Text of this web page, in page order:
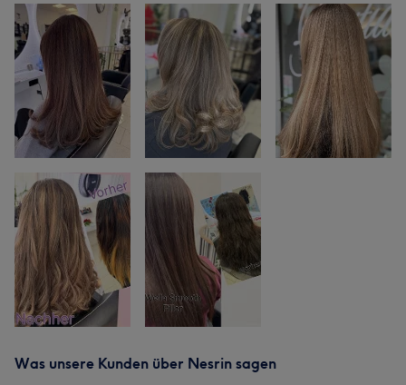
Was unsere Kunden über Nesrin sagen